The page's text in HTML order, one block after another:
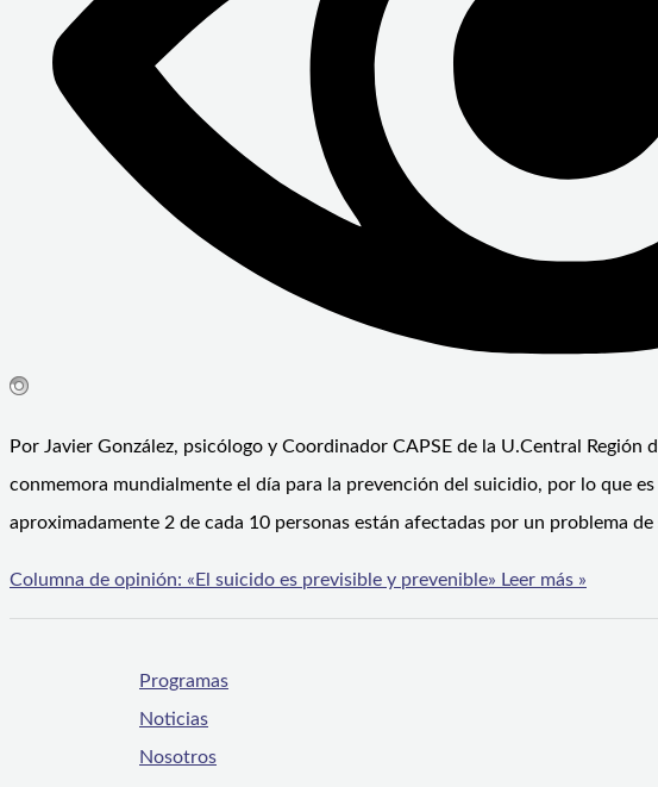
Por Javier González, psicólogo y Coordinador CAPSE de la U.Central Región
conmemora mundialmente el día para la prevención del suicidio, por lo que
aproximadamente 2 de cada 10 personas están afectadas por un problema
Columna de opinión: «El suicido es previsible y prevenible» Leer más »
Programas
Noticias
Nosotros